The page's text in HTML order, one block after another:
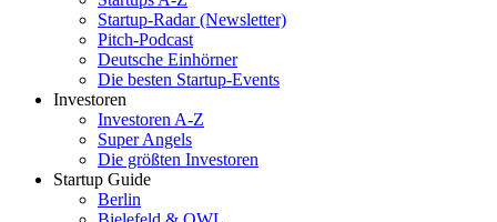
Startup-Radar (Newsletter)
Pitch-Podcast
Deutsche Einhörner
Die besten Startup-Events
Investoren
Investoren A-Z
Super Angels
Die größten Investoren
Startup Guide
Berlin